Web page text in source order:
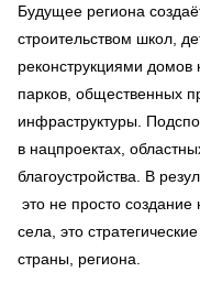
Будущее региона
строительством школ,
реконструкциями домов
парков, общественных
инфраструктуры.
в нацпроектах,
благоустройства. В
это не просто создание
села, это
страны, региона.